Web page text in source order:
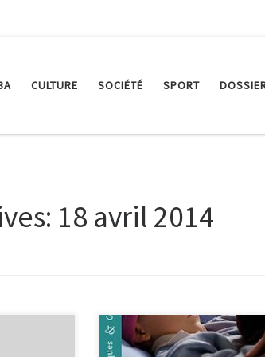
CULTURE SOCIÉTÉ SPORT
18 avril 2014
Un roman épistolaire particulier,
particulièrement émouvant :